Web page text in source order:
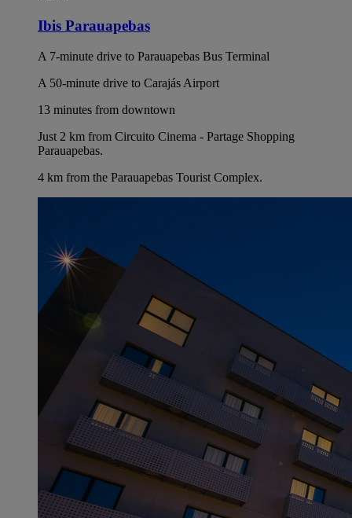
Ibis Parauapebas
A 7-minute drive to Parauapebas Bus Terminal
A 50-minute drive to Carajás Airport
13 minutes from downtown
Just 2 km from Circuito Cinema - Partage Shopping
Parauapebas.
4 km from the Parauapebas Tourist Complex.